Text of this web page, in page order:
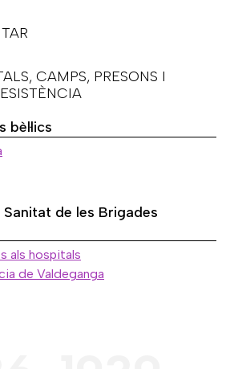
CAMPS, PRESONS I
bèl·lics
de les Brigades
als hospitals
de Valdeganga